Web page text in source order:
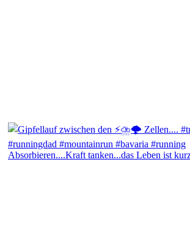
Absorbieren....Kraft tanken...das Leben ist